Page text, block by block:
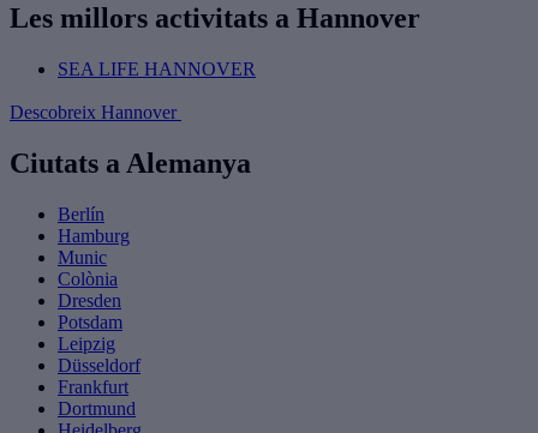
Les millors activitats a Hannover
SEA LIFE HANNOVER
Descobreix Hannover
Ciutats a Alemanya
Berlín
Hamburg
Munic
Colònia
Dresden
Potsdam
Leipzig
Düsseldorf
Frankfurt
Dortmund